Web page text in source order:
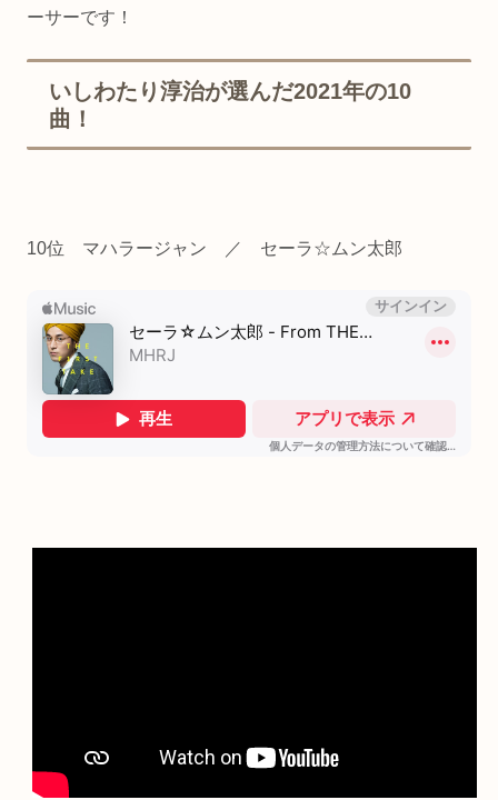
ーサーです！
いしわたり淳治が選んだ2021年の10
曲！
10位 マハラージャン ／ セーラ☆ムン太郎